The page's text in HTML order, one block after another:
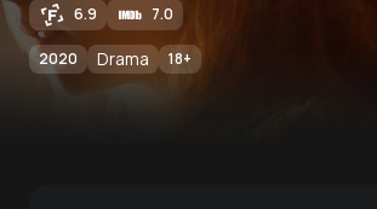
6.9 7.0
2020 Drama 18+